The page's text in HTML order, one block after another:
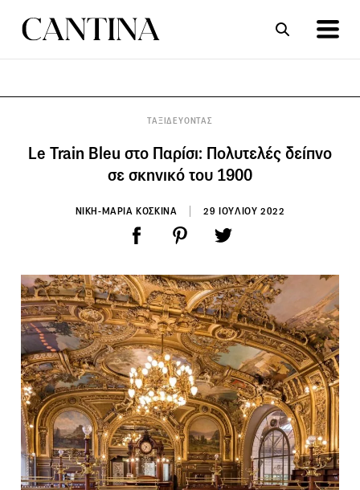
ΤΑΞΙΔΕΥΟΝΤΑΣ
Le Train Bleu στο Παρίσι: Πολυτελές δείπνο
σε σκηνικό του 1900
ΝΙΚΗ-ΜΑΡΙΑ ΚΟΣΚΙΝΑ 29 ΙΟΥΛΙΟΥ 2022